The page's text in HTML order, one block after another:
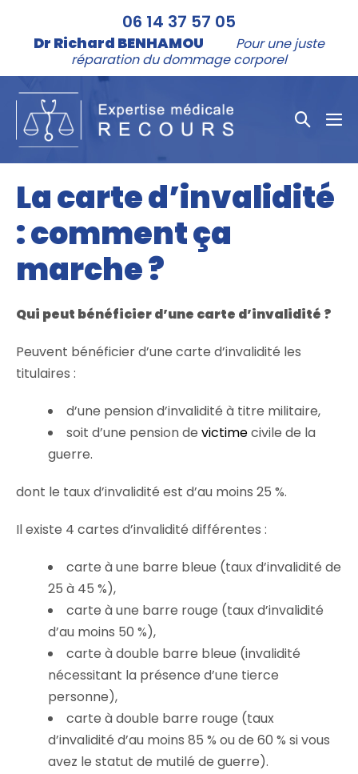
contenu
06 14 37 57 05
Dr Richard BENHAMOU
Pour une juste
réparation du dommage corporel
La carte d’invalidité
: comment ça
marche ?
Qui peut bénéficier d’une carte d’invalidité ?
Peuvent bénéficier d’une carte d’invalidité les
titulaires :
d’une pension d’invalidité à titre militaire,
soit d’une pension de victimecivile de la
guerre.
dont le taux d’invalidité est d’au moins 25 %.
Il existe 4 cartes d’invalidité différentes :
carte à une barre bleue (taux d’invalidité de
25 à 45 %),
carte à une barre rouge (taux d’invalidité
d’au moins 50 %),
carte à double barre bleue (invalidité
nécessitant la présence d’une tierce
personne),
carte à double barre rouge (taux
d’invalidité d’au moins 85 % ou de 60 % si vous
avez le statut de mutilé de guerre).